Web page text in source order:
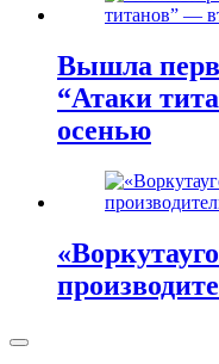
Вышла
“Атаки
осенью